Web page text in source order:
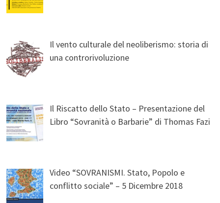
Il vento culturale del neoliberismo: storia di
una controrivoluzione
Il Riscatto dello Stato – Presentazione del
Libro “Sovranità o Barbarie” di Thomas Fazi
Video “SOVRANISMI. Stato, Popolo e
conflitto sociale” – 5 Dicembre 2018